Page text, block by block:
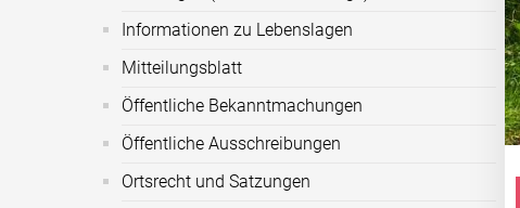
Informationen zu Lebenslagen
Mitteilungsblatt
Öffentliche Bekanntmachungen
Öffentliche Ausschreibungen
Ortsrecht und Satzungen